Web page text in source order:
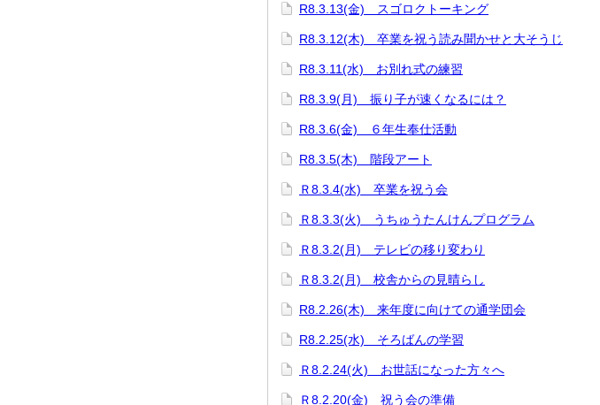
R8.3.13(金) スゴロクトーキング
R8.3.12(木) 卒業を祝う読み聞かせと大そうじ
R8.3.11(水) お別れ式の練習
R8.3.9(月) 振り子が速くなるには？
R8.3.6(金) ６年生奉仕活動
R8.3.5(木) 階段アート
Ｒ8.3.4(水) 卒業を祝う会
Ｒ8.3.3(火) うちゅうたんけんプログラム
Ｒ8.3.2(月) テレビの移り変わり
Ｒ8.3.2(月) 校舎からの見晴らし
R8.2.26(木) 来年度に向けての通学団会
R8.2.25(水) そろばんの学習
Ｒ8.2.24(火) お世話になった方々へ
Ｒ8.2.20(金) 祝う会の準備